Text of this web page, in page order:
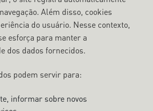
Além disso, cookies
do usuário. Nesse contexto,
esforça para manter a
dos dados fornecidos.
podem servir para:
informar sobre novos